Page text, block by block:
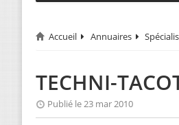
Accueil Annuaires
TECHNI-
Publié le 23 mar 2010